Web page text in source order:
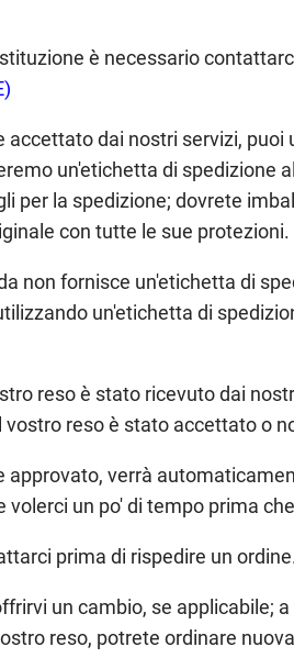
è necessario
accettato dai nostri servizi,
un'etichetta di
per la spedizione; dovrete
con tutte le sue protezioni.
non fornisce un'etichetta di
un'etichetta di
reso è stato ricevuto dai
vostro reso è stato accettato o
approvato, verrà
volerci un po' di tempo prima
prima di rispedire un
un cambio, se applicabile;
reso, potrete ordinare